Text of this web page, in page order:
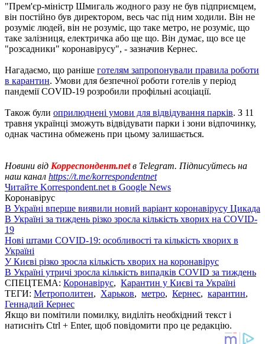
"Прем'єр-міністр Шмигаль жодного разу не був підприємцем,
він постійно був директором, весь час під ним ходили. Він не
розуміє людей, він не розуміє, що таке метро, ​​не розуміє, що
таке залізниця, електричка або ще що. Він думає, що все це
"розсадники" коронавірусу", - зазначив Кернес.
Нагадаємо, що раніше готелям запропонували правила роботи
в карантин. Умови для безпечної роботи готелів у період
пандемії COVID-19 розробили профільні асоціації.
Також були оприлюднені умови для відвідування парків. З 11
травня українці зможуть відвідувати парки і зони відпочинку,
однак частина обмежень при цьому залишається.
Новини від Корреспондент.netв Telegram. Підписуйтесь на
наш канал https://t.me/korrespondentnet
Читайте Korrespondent.net в Google News
Коронавірус
В Україні вперше виявили новий варіант коронавірусу Цикада
В Україні за тиждень різко зросла кількість хворих на COVID-
19
Нові штами COVID-19: особливості та кількість хворих в
Україні
У Києві різко зросла кількість хворих на коронавірус
В Україні утричі зросла кількість випадків COVID за тиждень
СПЕЦТЕМА: Коронавірус, Карантин у Києві та Україні
ТЕГИ: Метрополитен, Харьков, метро, Кернес, карантин,
Геннадий Кернес
Якщо ви помітили помилку, виділіть необхідний текст і
натисніть Ctrl + Enter, щоб повідомити про це редакцію.